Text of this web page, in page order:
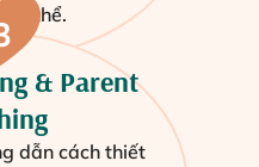
cụ thể.
& Parent
dẫn cách thiết